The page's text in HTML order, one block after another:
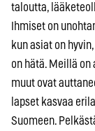
taloutta,
Ihmiset on
kun asiat on
on hätä. Meillä
muut ovat
lapset kasvaa
Suomeen.